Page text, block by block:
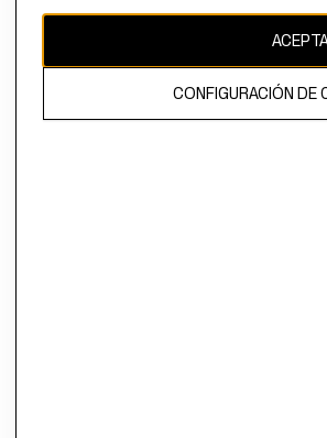
El contenido de esta página web está
CONFIGURACIÓN DE